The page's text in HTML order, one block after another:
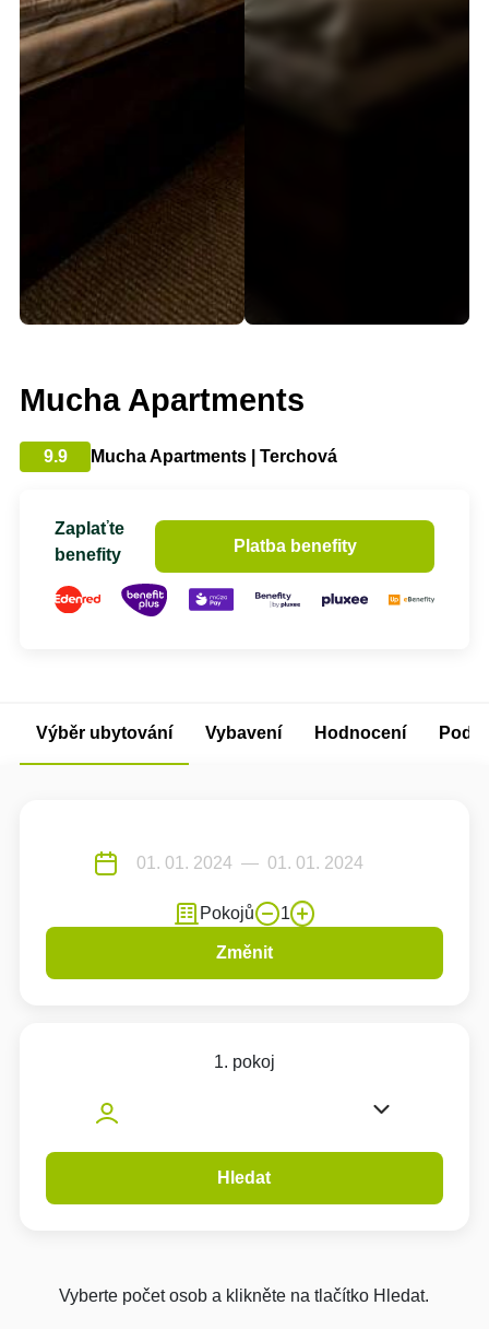
Mucha Apartments
9.9 Mucha Apartments | Terchová
Zaplaťte
benefity
Platba benefity
Výběr ubytování Vybavení Hodnocení
Pokojů 1
Změnit
1. pokoj
Hledat
Vyberte počet osob a klikněte na tlačítko Hledat.